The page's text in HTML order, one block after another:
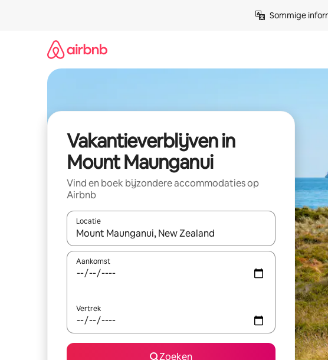
Sommige
Vakantieverblijven in
Mount Maunganui
Vind en boek bijzondere accommodaties op
Airbnb
Locatie
Wanneer er resultaten beschikbaar zijn, maak je een keuze met
Aankomst
Vertrek
Zoeken